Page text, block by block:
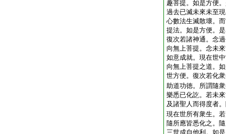
趣菩提。如是方便
過去已滅未來未至
心數法生滅散壞。
提法。如是方便。
復次若諸神通。念
向無上菩提。念未
如意成就。現在世
向無上菩提之道。
世方便。復次若化
助道功徳。所謂隨
樂悉已化訖。若未
及諸聖人而得度者
現在世所有衆生。
隨所應皆悉化之。
三世成自他利。如